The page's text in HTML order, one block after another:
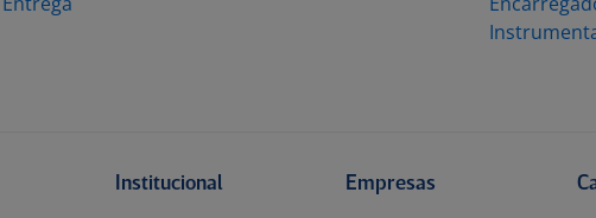
Institucional Empresas